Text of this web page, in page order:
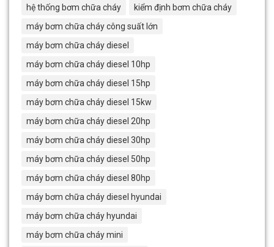
hệ thống bơm chữa cháy
kiểm định bơm chữa cháy
máy bơm chữa cháy công suất lớn
máy bơm chữa cháy diesel
máy bơm chữa cháy diesel 10hp
máy bơm chữa cháy diesel 15hp
máy bơm chữa cháy diesel 15kw
máy bơm chữa cháy diesel 20hp
máy bơm chữa cháy diesel 30hp
máy bơm chữa cháy diesel 50hp
máy bơm chữa cháy diesel 80hp
máy bơm chữa cháy diesel hyundai
máy bơm chữa cháy hyundai
máy bơm chữa cháy mini